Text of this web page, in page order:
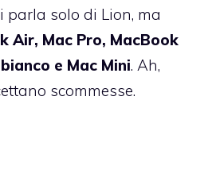
parla solo di Lion, ma
Air, Mac Pro, MacBook
e Mac Mini. Ah,
scommesse.